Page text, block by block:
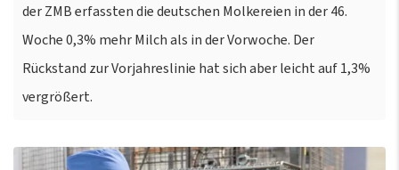
der ZMB erfassten die deutschen Molkereien in der 46.
Woche 0,3% mehr Milch als in der Vorwoche. Der
Rückstand zur Vorjahreslinie hat sich aber leicht auf 1,3%
vergrößert.